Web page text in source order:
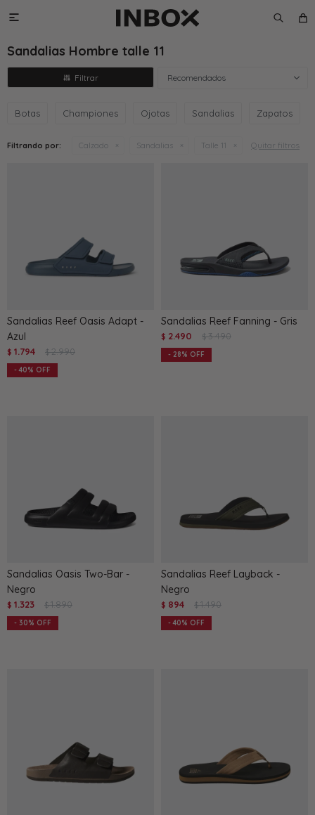

Sandalias Hombre talle 11
Recomendados
Botas Championes Ojotas Sandalias Zapatos
Filtrando por: Calzado Sandalias Talle 11 Quitar filtros
Sandalias Reef Oasis Adapt -
Azul
$ 1.794 $ 2.990
40
Sandalias Reef Fanning - Gris
$ 2.490 $ 3.490
28
Sandalias Oasis Two-Bar -
Negro
$ 1.323 $ 1.890
30
Sandalias Reef Layback -
Negro
$ 894 $ 1.490
40